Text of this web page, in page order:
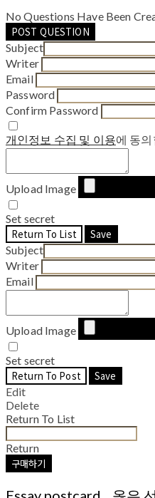
No Questions Have Been
POST QUESTION
Subject
Writer
Email
Password
Confirm Password
개인정보 수집 및 이용에 동
Upload Image
Set secret
Return To List
Save
Subject
Writer
Email
Upload Image
Set secret
Return To Post
Save
Edit
Delete
Return To List
Return
구매하기